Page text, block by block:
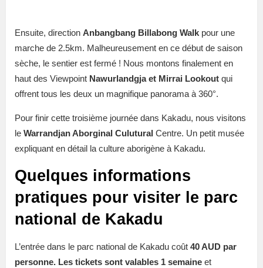
Ensuite, direction Anbangbang Billabong Walk pour une
marche de 2.5km. Malheureusement en ce début de saison
sèche, le sentier est fermé ! Nous montons finalement en
haut des Viewpoint Nawurlandgja et Mirrai Lookout qui
offrent tous les deux un magnifique panorama à 360°.
Pour finir cette troisième journée dans Kakadu, nous visitons
le Warrandjan Aborginal Culutural Centre. Un petit musée
expliquant en détail la culture aborigène à Kakadu.
Quelques informations
pratiques pour visiter le parc
national de Kakadu
L’entrée dans le parc national de Kakadu coût 40 AUD par
personne. Les tickets sont valables 1 semaine et